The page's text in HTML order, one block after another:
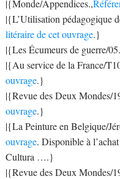
|{Monde/Appendices.,
|{L’Utilisation pédagogique
litéraire de cet ouvrage.}
|{Les Écumeurs de guerre/
|{Au service de la France/
ouvrage.}
|{Revue des Deux Mondes/
ouvrage.}
|{La Peinture en Belgique/
ouvrage. Disponible à
Cultura ….}
|{Revue des Deux Mondes/